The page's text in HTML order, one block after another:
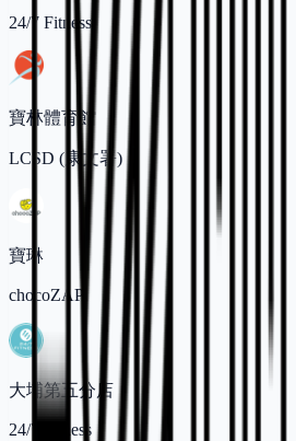
24/7 Fitness
寶林體育館
LCSD (康文署)
寶琳
chocoZAP
大埔第五分店
24/7 Fitness